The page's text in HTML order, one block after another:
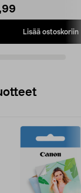
Lisää ostoskoriin